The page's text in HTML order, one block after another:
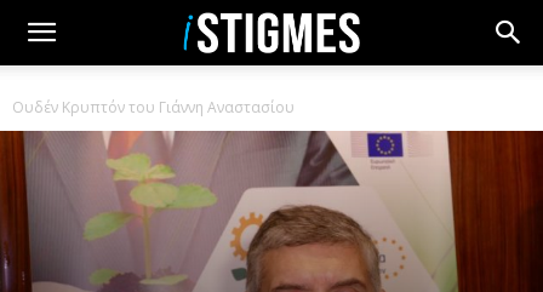
Ουδέν Κρυπτόν του Γιάννη Αναστασίου